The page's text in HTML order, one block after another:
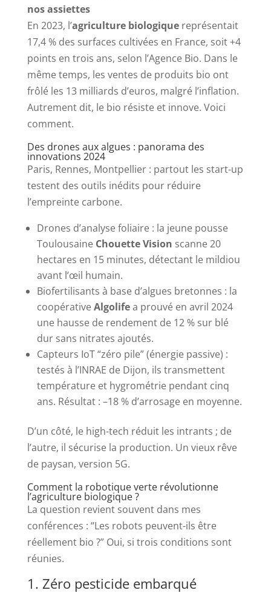
nos assiettes
En 2023, l’agriculture biologiquereprésentait
17,4 % des surfaces cultivées en France, soit +4
points en trois ans, selon l’Agence Bio. Dans le
même temps, les ventes de produits bio ont
frôlé les 13 milliards d’euros, malgré l’inflation.
Autrement dit, le bio résiste et innove. Voici
comment.
Des drones aux algues : panorama des
innovations 2024
Paris, Rennes, Montpellier : partout les start-up
testent des outils inédits pour réduire
l’empreinte carbone.
Drones d’analyse foliaire : la jeune pousse
Toulousaine Chouette Vision scanne 20
hectares en 15 minutes, détectant le mildiou
avant l’œil humain.
Biofertilisants à base d’algues bretonnes : la
coopérativeAlgolifea prouvé en avril 2024
une hausse de rendement de 12 % sur blé
dur sans nitrates ajoutés.
Capteurs IoT “zéro pile” (énergie passive) :
testés à l’INRAE de Dijon, ils transmettent
température et hygrométrie pendant cinq
ans. Résultat : –18 % d’arrosage en moyenne.
D’un côté, le high-tech réduit les intrants ; de
l’autre, il sécurise la production. Un vieux rêve
de paysan, version 5G.
Comment la robotique verte révolutionne
l’agriculture biologique ?
La question revient souvent dans mes
conférences : “Les robots peuvent-ils être
réellement bio ?” Oui, si trois conditions sont
réunies.
1. Zéro pesticide embarqué